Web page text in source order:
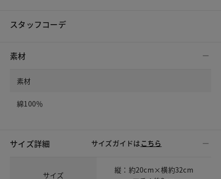
スタッフコーデ
素材
素材
綿100％
サイズ詳細 サイズガイドは こちら
サイズ
縦：約20cm×横約32cm